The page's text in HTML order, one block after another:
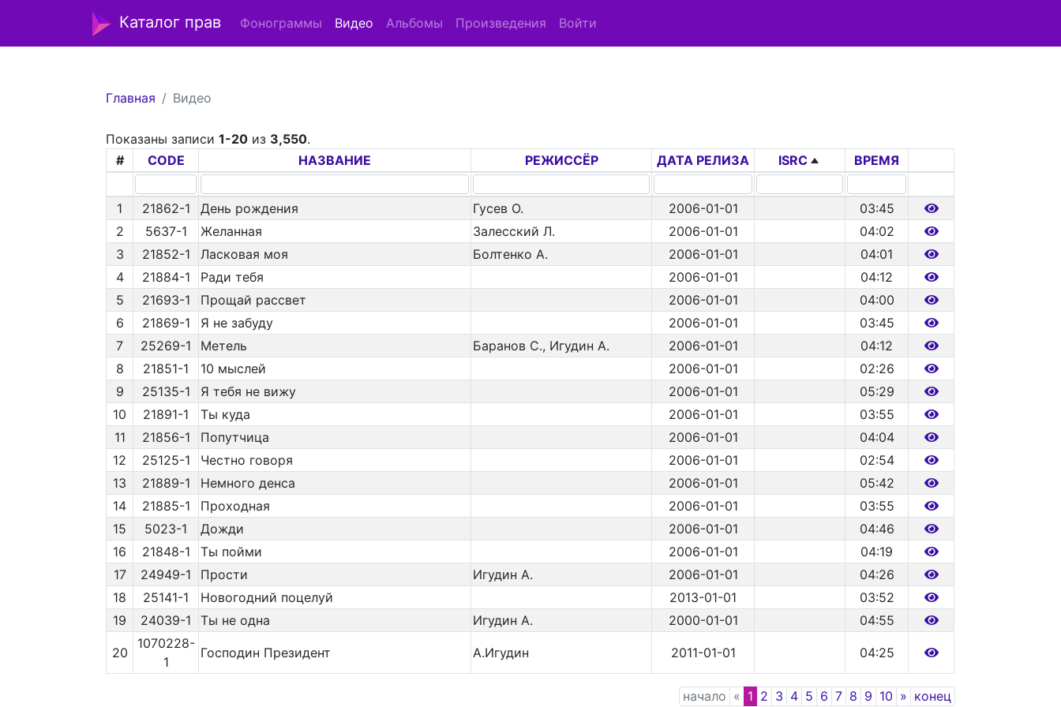
Каталог прав Фонограммы Видео Альбомы Произведения Войти
Главная Видео
Показаны записи1-20 из 3,550.
#
CODE НАЗВАНИЕ РЕЖИССЁР ДАТА РЕЛИЗА ISRC ВРЕМЯ
1 21862-1 День рождения Гусев О. 2006-01-01
03:45
2
5637-1 Желанная Залесский Л. 2006-01-01
04:02
3
21852-1 Ласковая моя Болтенко А. 2006-01-01
04:01
4
21884-1 Ради тебя 2006-01-01
04:12
5
21693-1 Прощай рассвет 2006-01-01
04:00
6
21869-1 Я не забуду 2006-01-01
03:45
7
25269-1 Метель Баранов С., Игудин А. 2006-01-01
04:12
8
21851-1 10 мыслей 2006-01-01
02:26
9
25135-1 Я тебя не вижу 2006-01-01
05:29
10
21891-1 Ты куда 2006-01-01
03:55
11
21856-1 Попутчица 2006-01-01
04:04
12
25125-1 Честно говоря 2006-01-01
02:54
13
21889-1 Немного денса 2006-01-01
05:42
14
21885-1 Проходная 2006-01-01
03:55
15
5023-1 Дожди 2006-01-01
04:46
16
21848-1 Ты пойми 2006-01-01
04:19
17
24949-1 Прости Игудин А. 2006-01-01
04:26
18
25141-1 Новогодний поцелуй 2013-01-01
03:52
19
24039-1 Ты не одна Игудин А. 2000-01-01 04:55
20
1070228-
1
Господин Президент А.Игудин 2011-01-01 04:25
начало « Previous
1 2 3 4 5 6 7 8 9 10 »Next
конец